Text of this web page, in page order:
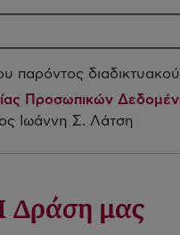
παρόντος
Προσωπικών
Ιωάννη Σ. Λάτση
Δράση μας